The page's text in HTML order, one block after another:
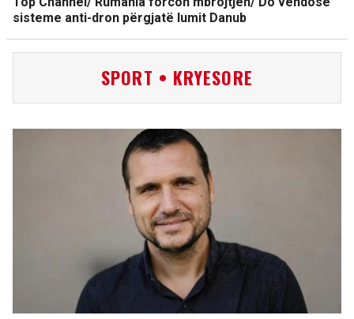
sisteme anti-dron përgjatë lumit Danub
SPORT • KRYESORE